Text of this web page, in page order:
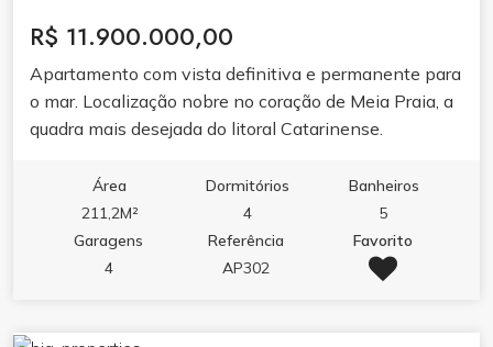
R$ 11.900.000,00
Apartamento com vista definitiva e permanente para
o mar. Localização nobre no coração de Meia Praia, a
quadra mais desejada do litoral Catarinense.
Área
211,2M²
Dormitórios
4
Banheiros
5
Garagens
4
Referência
AP302
Favorito